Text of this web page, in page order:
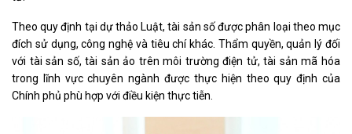
Theo quy định tại dự thảo Luật, tài sản số được phân loại theo mục
đích sử dụng, công nghệ và tiêu chí khác. Thẩm quyền, quản lý đối
với tài sản số, tài sản ảo trên môi trường điện tử, tài sản mã hóa
trong lĩnh vực chuyên ngành được thực hiện theo quy định của
Chính phủ phù hợp với điều kiện thực tiễn.